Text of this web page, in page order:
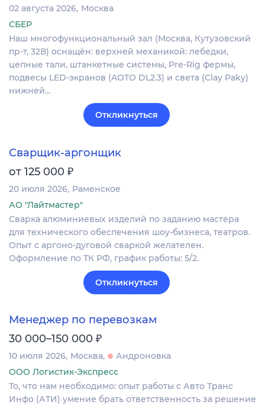
02 августа 2026 Москва
СБЕР
Наш многофункциональный зал (Москва, Кутузовский
пр-т, 32В) оснащён: верхней механикой: лебедки,
цепные тали, штанкетные системы, Pre-Rig фермы,
подвесы LED-экранов (AOTO DL2.3) и света (Clay Paky)
нижней…
Откликнуться
Сварщик-аргонщик
от 125 000 ₽
20 июля 2026 Раменское
АО "Лайтмастер"
Сварка алюминиевых изделий по заданию мастера
для технического обеспечения шоу-бизнеса, театров.
Опыт с аргоно-дуговой сваркой желателен.
Оформление по ТК РФ, график работы: 5/2.
Откликнуться
Менеджер по перевозкам
30 000–150 000 ₽
10 июля 2026 Москва
Андроновка
ООО Логистик-Экспресс
То, что нам необходимо: опыт работы с Авто Транс
Инфо (АТИ) умение брать ответственность за решение